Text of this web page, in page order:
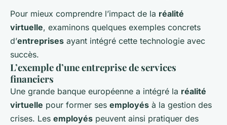
Pour mieux comprendre l’impact de la réalité
virtuelle, examinons quelques exemples concrets
d’entreprises ayant intégré cette technologie avec
succès.
L’exemple d’une entreprise de services
financiers
Une grande banque européenne a intégré la réalité
virtuelle pour former ses employés à la gestion des
crises. Les employés peuvent ainsi pratiquer des